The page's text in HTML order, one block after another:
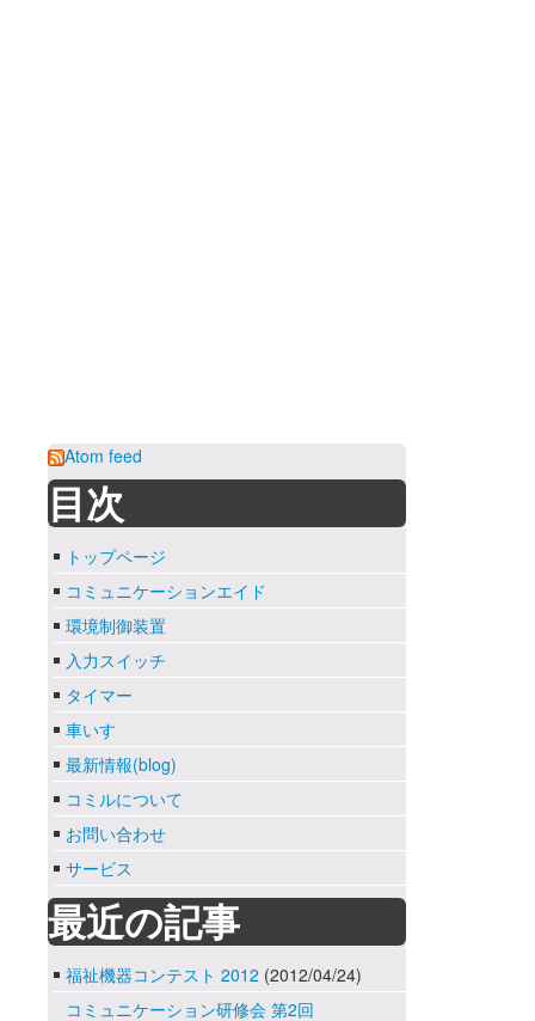
Atom feed
目次
トップページ
コミュニケーションエイド
環境制御装置
入力スイッチ
タイマー
車いす
最新情報(blog)
コミルについて
お問い合わせ
サービス
最近の記事
福祉機器コンテスト 2012 (2012/04/24)
コミュニケーション研修会 第2回